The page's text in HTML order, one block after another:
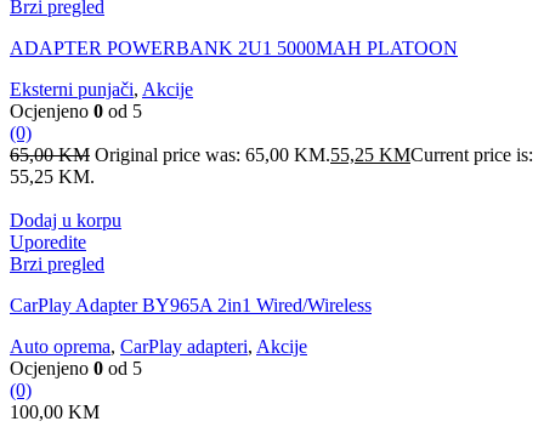
Brzi pregled
ADAPTER POWERBANK 2U1 5000MAH PLATOON
Eksterni punjači, Akcije
Ocjenjeno 0 od 5
(0)
65,00KM Original price was: 65,00 KM.55,25 KMCurrent price is:
55,25 KM.
Dodaj u korpu
Uporedite
Brzi pregled
CarPlay Adapter BY965A 2in1 Wired/Wireless
Auto oprema, CarPlay adapteri, Akcije
Ocjenjeno 0 od 5
(0)
100,00 KM